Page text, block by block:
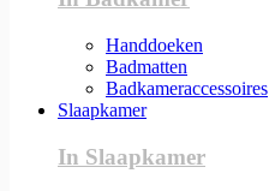
Handdoeken
Badmatten
Badkameraccessoires
Slaapkamer
In Slaapkamer